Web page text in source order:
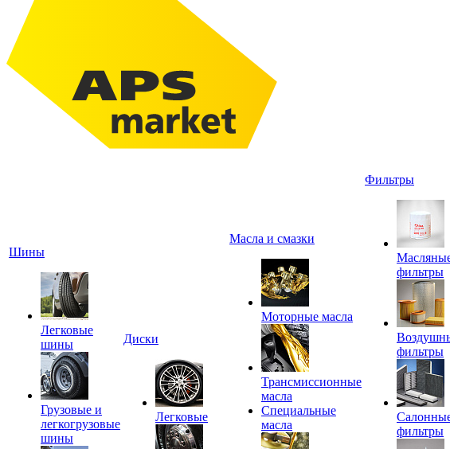
Шины
Легковые
шины
Грузовые и
легкогрузовые
шины
Диски
Легковые
Масла и смазки
Моторные масла
Трансмиссионные
масла
Специальные
масла
Фильтры
фильтры
фильтры
фильтры